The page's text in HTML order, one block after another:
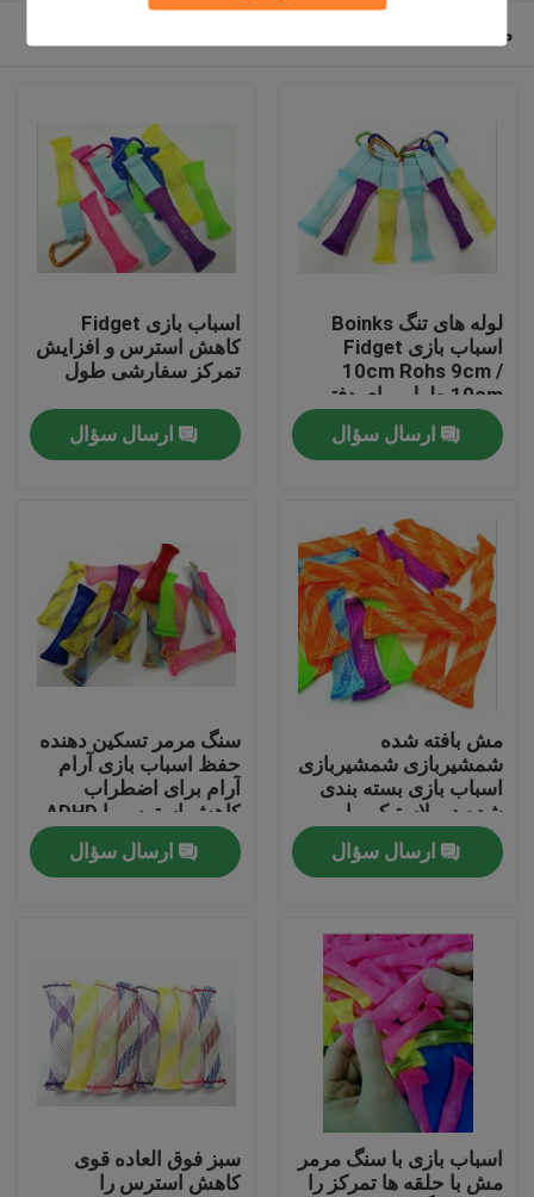
محصولات
درباره ما
تور کارخانه
کنترل کیفیت
با ما تماس بگیرید
درخواست نقل قول
لوله PVC انعطاف پذیر
لوله انقباض پذیر حرارتی
لوله انعطاف پذیر راه راه
محصولات توصیه شده
لوله های تنگ Boinks
اسباب بازی Fidget
10cm Rohs 9cm /
10cm طول برای دفتر
ارسال سؤال
اسباب بازی Fidget
کاهش استرس و افزایش
تمرکز سفارشی طول
ارسال سؤال
مش بافته شده
شمشیربازی شمشیربازی
اسباب بازی بسته بندی
شده در پلاستیکی با
عرض 3 سانتی متر
ارسال سؤال
سنگ مرمر تسکین دهنده
حفظ اسباب بازی آرام
آرام برای اضطراب
کاهش استرس با ADHD
و اوتیسم
ارسال سؤال
اسباب بازی با سنگ مرمر
مش با حلقه ها تمرکز را
سبز فوق العاده قوی
کاهش استرس را